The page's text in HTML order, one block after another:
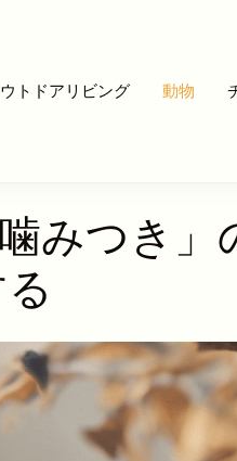
トドアリビング 動物
みつき」